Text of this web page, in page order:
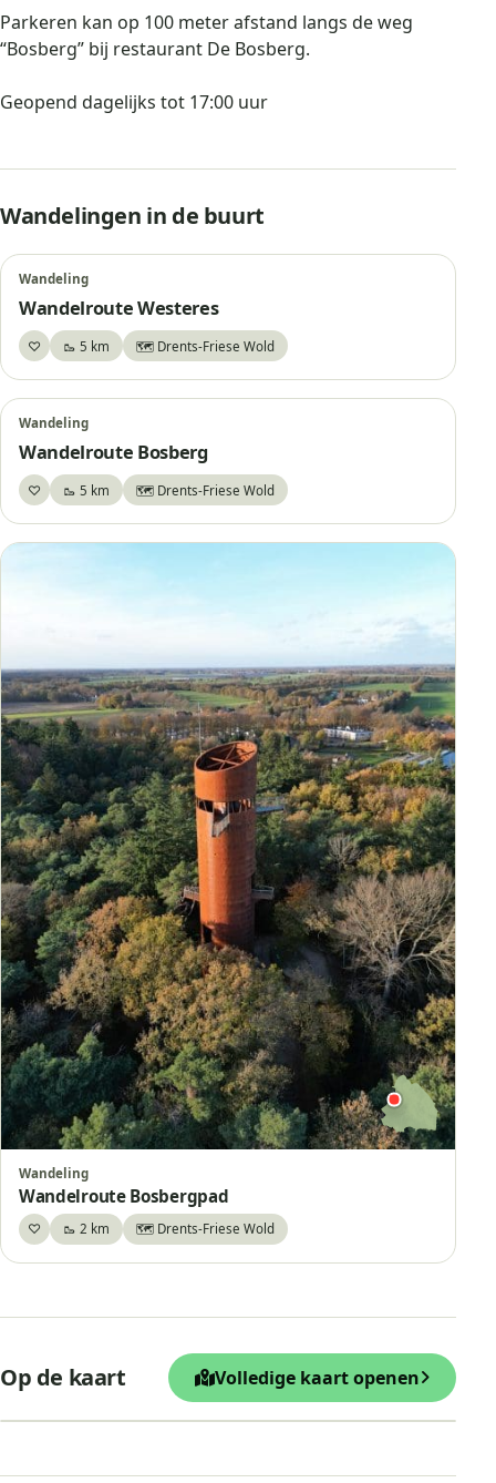
Parkeren kan op 100 meter afstand langs de weg
“Bosberg” bij restaurant De Bosberg.
Geopend dagelijks tot 17:00 uur
Wandelingen in de buurt
Wandeling
Wandelroute Westeres
♡Bewaar🥾 5 km 🗺️ Drents-Friese Wold
Wandeling
Wandelroute Bosberg
♡Bewaar🥾 5 km 🗺️ Drents-Friese Wold
Wandeling
Wandelroute Bosbergpad
♡Bewaar🥾 2 km 🗺️ Drents-Friese Wold
Op de kaart Volledige kaart openen
Bosbergtoren Appelscha
Wandelroute Westeres
Wandelroute Bosberg
−